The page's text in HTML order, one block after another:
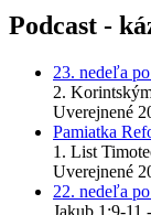
Podcast -
23. nedeľa
2.
Uverejnené
Pamiatka
1. List
Uverejnené
22. nedeľa
Jakub 1:9-11